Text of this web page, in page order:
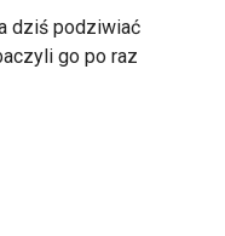
dziś podziwiać
go po raz